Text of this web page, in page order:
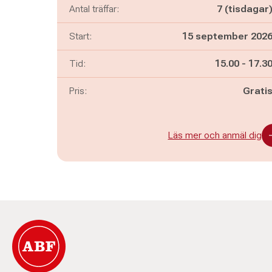
Antal träffar: 7 (tisdagar)
Start: 15 september 2026
Tid: Pågår mellan
15.00 - och
17.30
Pris: Gratis
Läs mer och anmäl dig